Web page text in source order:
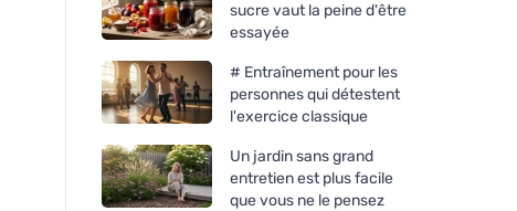
sucre vaut la peine d'être
essayée
# Entraînement pour les
personnes qui détestent
l'exercice classique
Un jardin sans grand
entretien est plus facile
que vous ne le pensez